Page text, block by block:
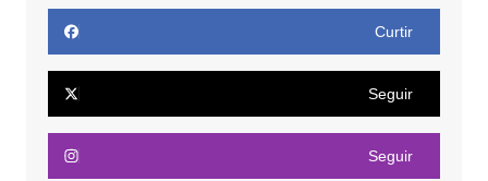
Curtir
Seguir
Seguir